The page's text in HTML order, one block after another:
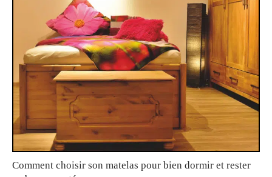
Comment choisir son matelas pour bien dormir et rester